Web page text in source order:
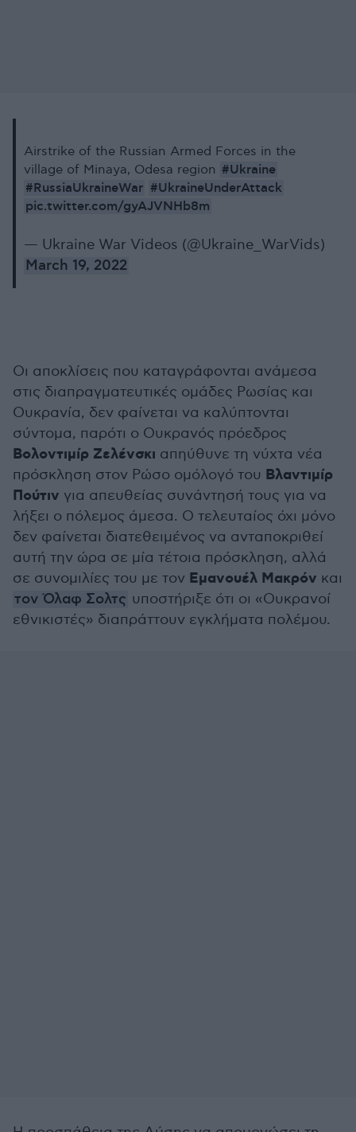
Airstrike of the Russian Armed Forces in the
village of Minaya, Odesa region #Ukraine
#RussiaUkraineWar #UkraineUnderAttack
pic.twitter.com/gyAJVNHb8m
— Ukraine War Videos (@Ukraine_WarVids)
March 19, 2022
Οι αποκλίσεις που καταγράφονται ανάμεσα
στις διαπραγματευτικές ομάδες Ρωσίας και
Ουκρανία, δεν φαίνεται να καλύπτονται
σύντομα, παρότι ο Ουκρανός πρόεδρος
Βολοντιμίρ Ζελένσκι απηύθυνε τη νύχτα νέα
πρόσκληση στον Ρώσο ομόλογό του Βλαντιμίρ
Πούτιν για απευθείας συνάντησή τους για να
λήξει ο πόλεμος άμεσα. Ο τελευταίος όχι μόνο
δεν φαίνεται διατεθειμένος να ανταποκριθεί
αυτή την ώρα σε μία τέτοια πρόσκληση, αλλά
σε συνομιλίες του με τον Εμανουέλ Μακρόν και
τον Όλαφ Σολτς υποστήριξε ότι οι «Ουκρανοί
εθνικιστές» διαπράττουν εγκλήματα πολέμου.